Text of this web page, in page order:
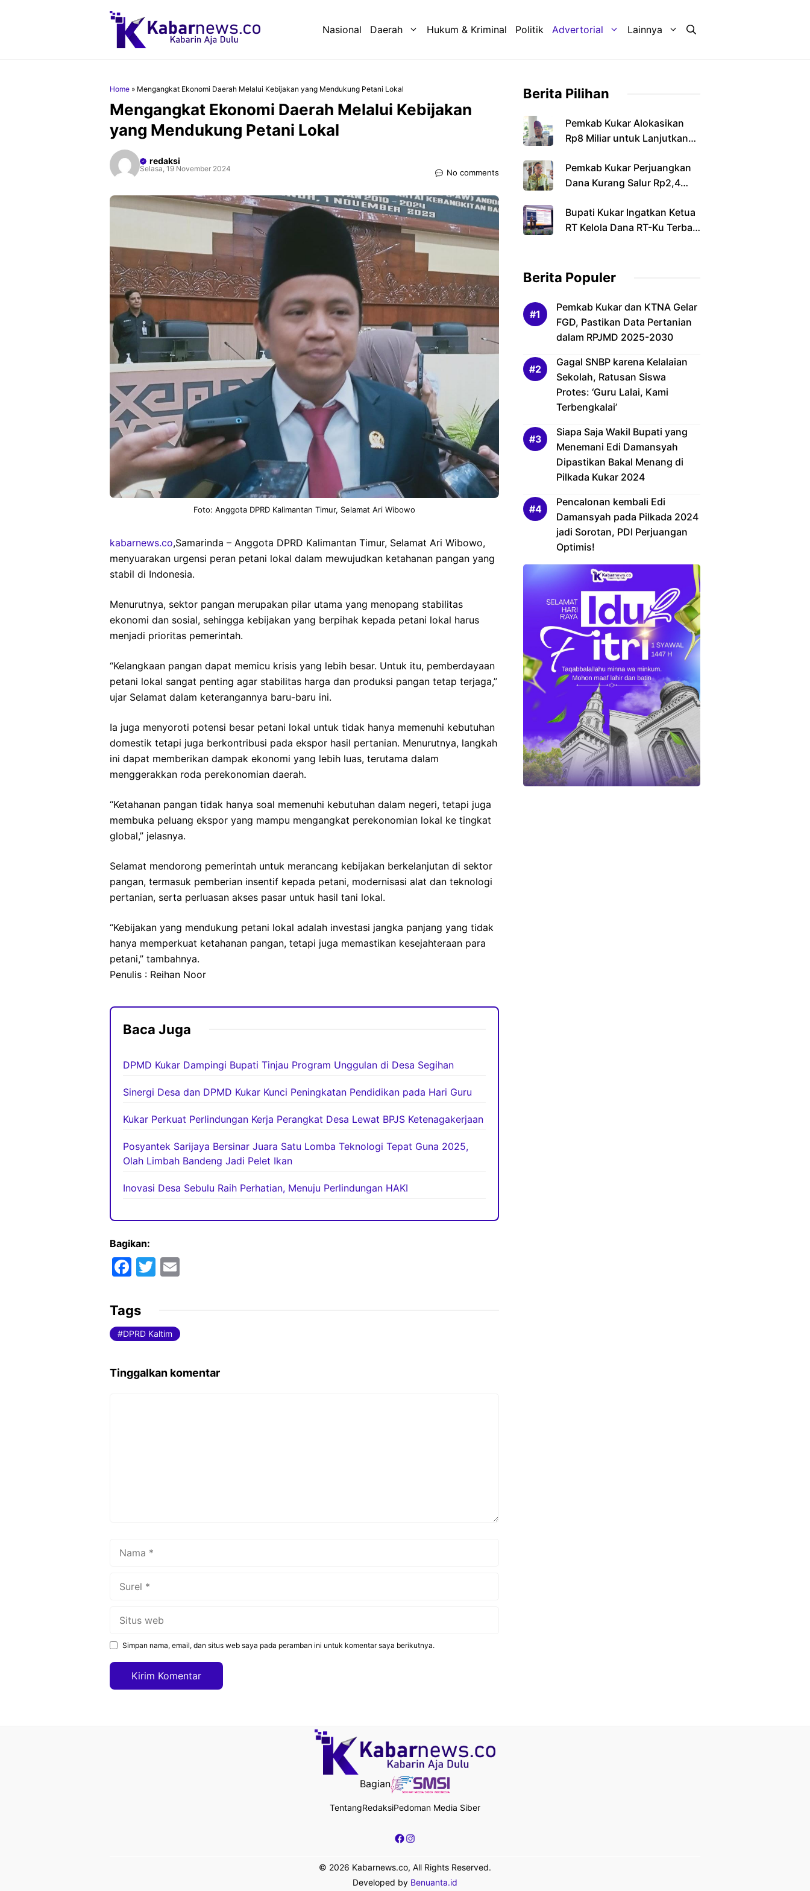
Nasional Daerah Hukum & Kriminal Politik Advertorial Lainnya
Home » Mengangkat Ekonomi Daerah Melalui Kebijakan yang Mendukung Petani Lokal
Mengangkat Ekonomi Daerah Melalui Kebijakan
yang Mendukung Petani Lokal
redaksi
Selasa, 19 November 2024 No comments
Foto: Anggota DPRD Kalimantan Timur, Selamat Ari Wibowo
kabarnews.co,Samarinda – Anggota DPRD Kalimantan Timur, Selamat Ari Wibowo,
menyuarakan urgensi peran petani lokal dalam mewujudkan ketahanan pangan yang
stabil di Indonesia.
Menurutnya, sektor pangan merupakan pilar utama yang menopang stabilitas
ekonomi dan sosial, sehingga kebijakan yang berpihak kepada petani lokal harus
menjadi prioritas pemerintah.
“Kelangkaan pangan dapat memicu krisis yang lebih besar. Untuk itu, pemberdayaan
petani lokal sangat penting agar stabilitas harga dan produksi pangan tetap terjaga,”
ujar Selamat dalam keterangannya baru-baru ini.
Ia juga menyoroti potensi besar petani lokal untuk tidak hanya memenuhi kebutuhan
domestik tetapi juga berkontribusi pada ekspor hasil pertanian. Menurutnya, langkah
ini dapat memberikan dampak ekonomi yang lebih luas, terutama dalam
menggerakkan roda perekonomian daerah.
“Ketahanan pangan tidak hanya soal memenuhi kebutuhan dalam negeri, tetapi juga
membuka peluang ekspor yang mampu mengangkat perekonomian lokal ke tingkat
global,” jelasnya.
Selamat mendorong pemerintah untuk merancang kebijakan berkelanjutan di sektor
pangan, termasuk pemberian insentif kepada petani, modernisasi alat dan teknologi
pertanian, serta perluasan akses pasar untuk hasil tani lokal.
“Kebijakan yang mendukung petani lokal adalah investasi jangka panjang yang tidak
hanya memperkuat ketahanan pangan, tetapi juga memastikan kesejahteraan para
petani,” tambahnya.
Penulis : Reihan Noor
Baca Juga
DPMD Kukar Dampingi Bupati Tinjau Program Unggulan di Desa Segihan
Sinergi Desa dan DPMD Kukar Kunci Peningkatan Pendidikan pada Hari Guru
Kukar Perkuat Perlindungan Kerja Perangkat Desa Lewat BPJS Ketenagakerjaan
Posyantek Sarijaya Bersinar Juara Satu Lomba Teknologi Tepat Guna 2025,
Olah Limbah Bandeng Jadi Pelet Ikan
Inovasi Desa Sebulu Raih Perhatian, Menuju Perlindungan HAKI
Bagikan:
F
c
e
b
o
T
er l
Tags
DPRD Kaltim
Tinggalkan komentar
Simpan nama, email, dan situs web saya pada peramban ini untuk komentar saya berikutnya.
Berita Pilihan
Pemkab Kukar Alokasikan
Rp8 Miliar untuk Lanjutkan
Sebulu
Pemkab Kukar Perjuangkan
Dana Kurang Salur Rp2,4
Bupati Kukar Ingatkan Ketua
RT Kelola Dana RT-Ku Terbaik
Berita Populer
Pemkab Kukar dan KTNA Gelar
FGD, Pastikan Data Pertanian
dalam RPJMD 2025-2030
Gagal SNBP karena Kelalaian
Sekolah, Ratusan Siswa
Protes: ‘Guru Lalai, Kami
Terbengkalai’
Siapa Saja Wakil Bupati yang
Menemani Edi Damansyah
Dipastikan Bakal Menang di
Pilkada Kukar 2024
Pencalonan kembali Edi
Damansyah pada Pilkada 2024
jadi Sorotan, PDI Perjuangan
Optimis!
Bagian
TentangRedaksiPedoman Media Siber
Facebook
Instagram
© 2026 Kabarnews.co, All Rights Reserved.
Developed by Benuanta.id